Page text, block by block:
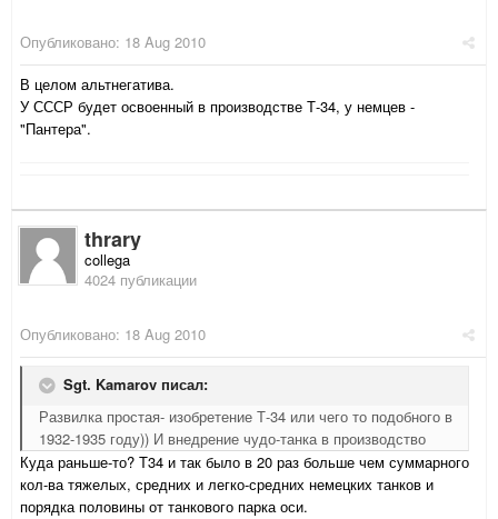
Опубликовано: 18 Aug 2010
В целом альтнегатива.
У СССР будет освоенный в производстве Т-34, у немцев -
"Пантера".
thrary
collega
4024 публикации
Опубликовано: 18 Aug 2010
Sgt. Kamarov писал:
Развилка простая- изобретение Т-34 или чего то подобного в
1932-1935 году)) И внедрение чудо-танка в производство
Куда раньше-то? Т34 и так было в 20 раз больше чем суммарного
кол-ва тяжелых, средних и легко-средних немецких танков и
порядка половины от танкового парка оси.